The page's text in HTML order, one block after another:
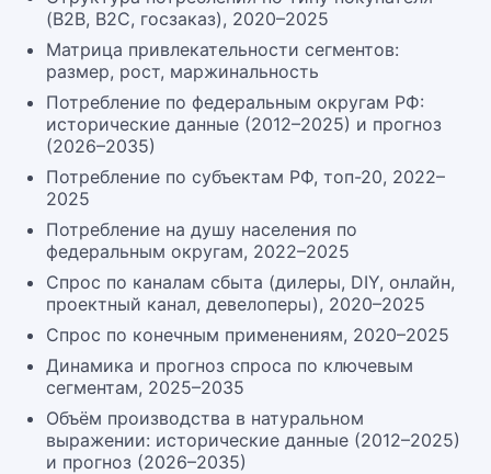
(B2B, B2C, госзаказ), 2020–2025
Матрица привлекательности сегментов:
размер, рост, маржинальность
Потребление по федеральным округам РФ:
исторические данные (2012–2025) и прогноз
(2026–2035)
Потребление по субъектам РФ, топ-20, 2022–
2025
Потребление на душу населения по
федеральным округам, 2022–2025
Спрос по каналам сбыта (дилеры, DIY, онлайн,
проектный канал, девелоперы), 2020–2025
Спрос по конечным применениям, 2020–2025
Динамика и прогноз спроса по ключевым
сегментам, 2025–2035
Объём производства в натуральном
выражении: исторические данные (2012–2025)
и прогноз (2026–2035)